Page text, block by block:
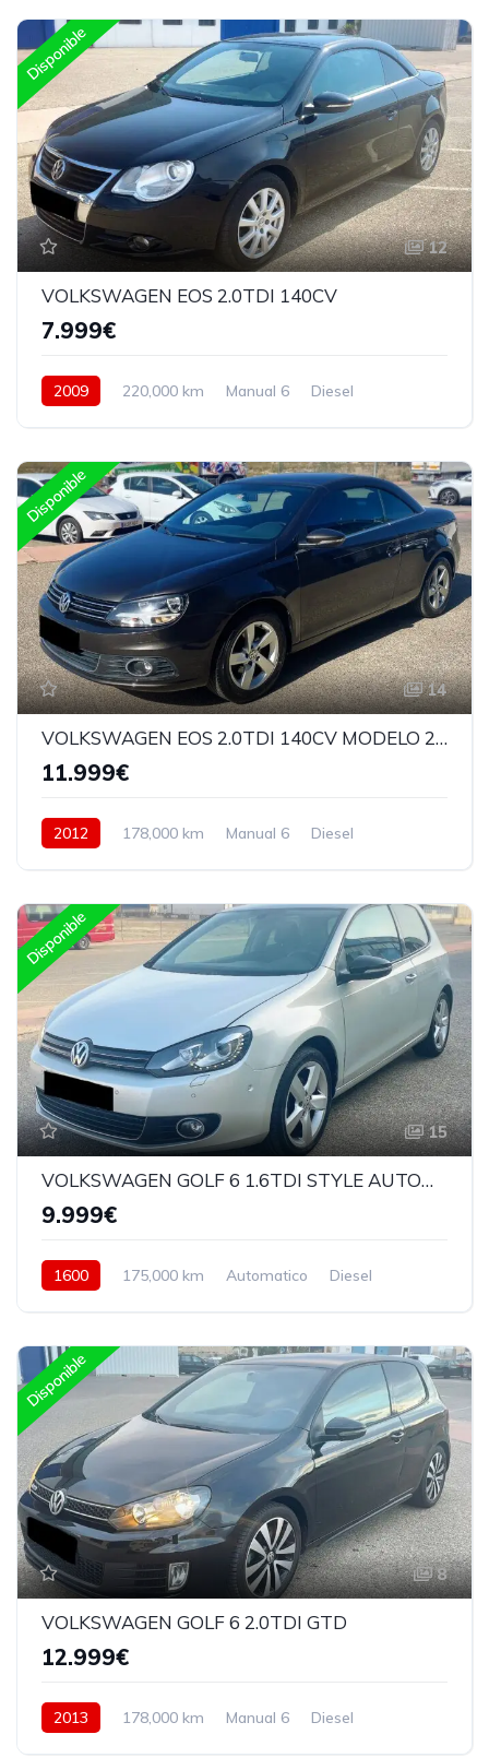
Disponible
12
VOLKSWAGEN EOS 2.0TDI 140CV
7.999€
2009 220,000 km Manual 6
Diesel
Disponible
14
VOLKSWAGEN EOS 2.0TDI 140CV MODELO 2012
11.999€
2012 178,000 km Manual 6
Diesel
Disponible
15
VOLKSWAGEN GOLF 6 1.6TDI STYLE AUTOMATICO
9.999€
1600 175,000 km Automatico
Diesel
Disponible
8
VOLKSWAGEN GOLF 6 2.0TDI GTD
12.999€
2013 178,000 km Manual 6
Diesel